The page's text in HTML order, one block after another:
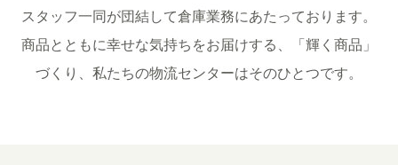
スタッフ一同が団結して倉庫業務にあたっております。
商品とともに幸せな気持ちをお届けする、「輝く商品」
づくり、私たちの物流センターはそのひとつです。